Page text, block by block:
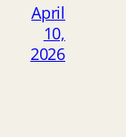
April
10,
2026